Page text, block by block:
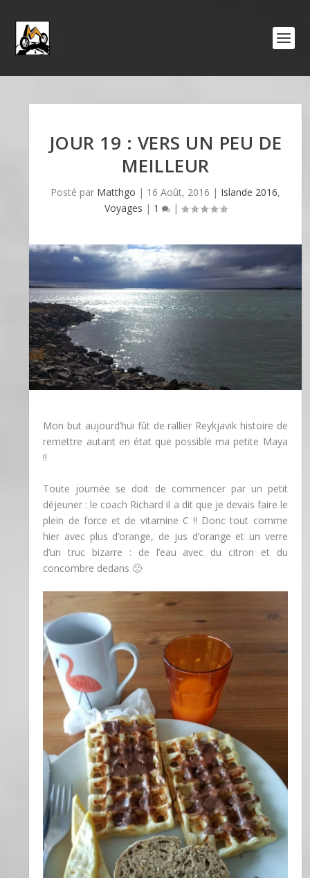
JOUR 19 : VERS UN PEU DE
MEILLEUR
Posté par Matthgo | 16 Août, 2016 | Islande 2016,
Voyages | 1 |
Mon but aujourd’hui fût de rallier Reykjavik histoire de
remettre autant en état que possible ma petite Maya
!!
Toute journée se doit de commencer par un petit
déjeuner : le coach Richard il a dit que je devais faire le
plein de force et de vitamine C !! Donc tout comme
hier avec plus d’orange, de jus d’orange et un verre
d’un truc bizarre : de l’eau avec du citron et du
concombre dedans 🙁